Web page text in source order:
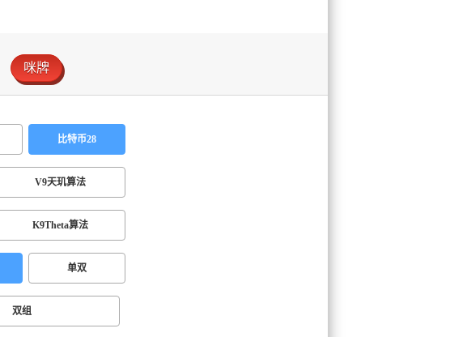
咪牌
比特币28
V9天玑算法
K9Theta算法
单双
双组